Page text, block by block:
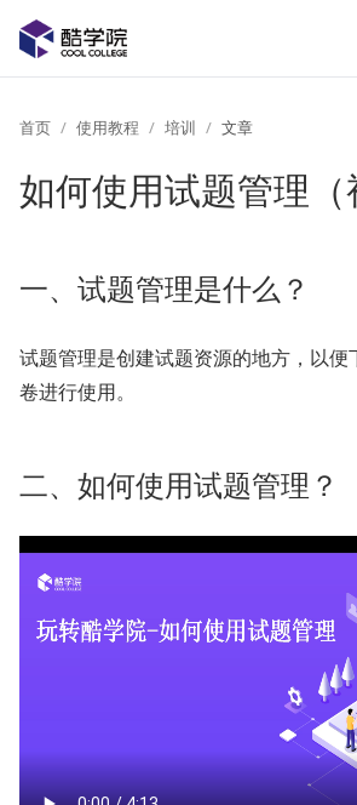
首页 使用教程 培训 文章
如何使用试题管理（
一、试题管理是什么？
试题管理是创建试题资源的地方，以便
卷进行使用。
二、如何使用试题管理？